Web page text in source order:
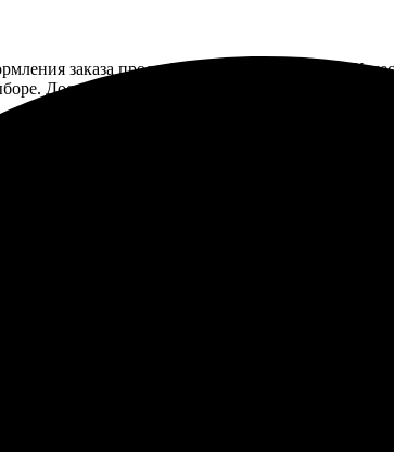
заказа простой, всё интуитивно ясно.
Доставка курьером была быстрой, всего за
результат впечатлил. 30х40 получились